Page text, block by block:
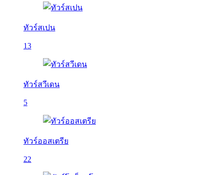
ทัวร์สเปน
13
ทัวร์สวีเดน
5
ทัวร์ออสเตรีย
22